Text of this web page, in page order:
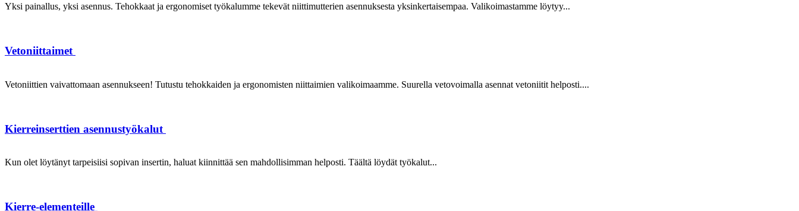
Yksi painallus, yksi asennus. Tehokkaat ja ergonomiset työkalumme tekevät niittimutterien asennuksesta yksinkertaisempaa. Valikoimastamme löytyy...
Vetoniittaimet
Vetoniittien vaivattomaan asennukseen! Tutustu tehokkaiden ja ergonomisten niittaimien valikoimaamme. Suurella vetovoimalla asennat vetoniitit helposti....
Kierreinserttien asennustyökalut
Kun olet löytänyt tarpeisiisi sopivan insertin, haluat kiinnittää sen mahdollisimman helposti. Täältä löydät työkalut...
Kierre-elementeille